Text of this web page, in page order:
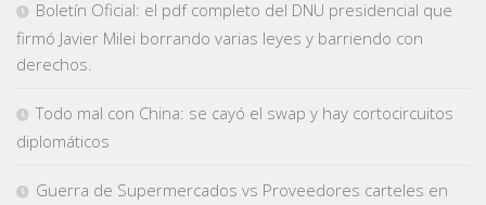
Boletín Oficial: el pdf completo del DNU presidencial que
firmó Javier Milei borrando varias leyes y barriendo con
derechos.
Todo mal con China: se cayó el swap y hay cortocircuitos
diplomáticos
Guerra de Supermercados vs Proveedores carteles en